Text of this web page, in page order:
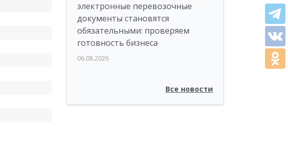
электронные перевозочные
документы становятся
обязательными: проверяем
готовность бизнеса
06.08.2026
Все новости